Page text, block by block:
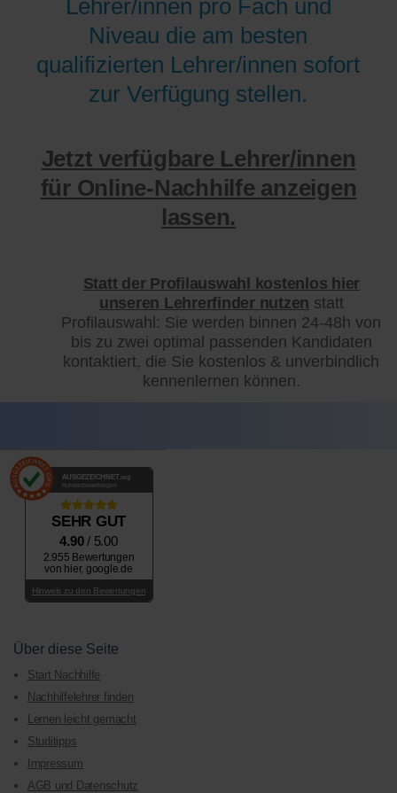
Lehrer/innen pro Fach und
Niveau die am besten
qualifizierten Lehrer/innen sofort
zur Verfügung stellen.
Jetzt verfügbare Lehrer/innen
für Online-Nachhilfe anzeigen
lassen.
Statt der Profilauswahl kostenlos hier
unseren Lehrerfinder nutzen statt
Profilauswahl: Sie werden binnen 24-48h von
bis zu zwei optimal passenden Kandidaten
kontaktiert, die Sie kostenlos & unverbindlich
kennenlernen können.
AUSGEZEICHNET .org
Kundenbewertungen
SEHR GUT
4.90/ 5.00
2.955 Bewertungen
von hier, google.de
Hinweis zu den Bewertungen
Über diese Seite
Start Nachhilfe
Nachhilfelehrer finden
Lernen leicht gemacht
Studitipps
Impressum
AGB und Datenschutz